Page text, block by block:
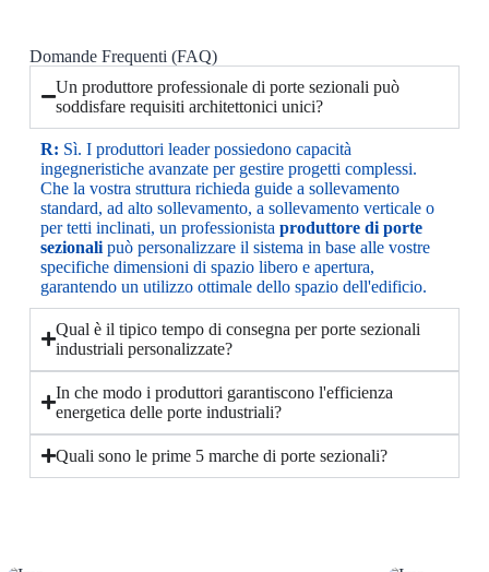
Domande Frequenti (FAQ)
Un produttore professionale di porte sezionali può
soddisfare requisiti architettonici unici?
R: Sì. I produttori leader possiedono capacità
ingegneristiche avanzate per gestire progetti complessi.
Che la vostra struttura richieda guide a sollevamento
standard, ad alto sollevamento, a sollevamento verticale o
per tetti inclinati, un professionista produttore di porte
sezionalipuò personalizzare il sistema in base alle vostre
specifiche dimensioni di spazio libero e apertura,
garantendo un utilizzo ottimale dello spazio dell'edificio.
Qual è il tipico tempo di consegna per porte sezionali
industriali personalizzate?
In che modo i produttori garantiscono l'efficienza
energetica delle porte industriali?
Quali sono le prime 5 marche di porte sezionali?